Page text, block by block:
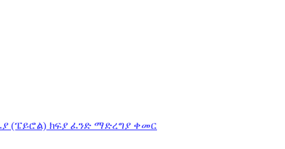
(ፔይሮል) ክፍያ ፈንድ ማድረግያ ቀመር